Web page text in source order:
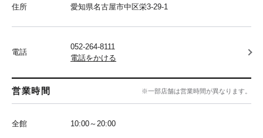
住所 愛知県名古屋市中区栄3-29-1
電話
052-264-8111
電話をかける
営業時間 ※一部店舗は営業時間が異なります。
全館 10:00～20:00